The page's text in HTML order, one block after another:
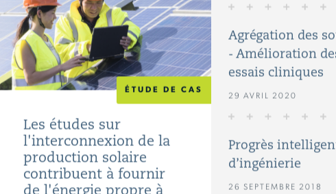
ÉTUDE DE CAS
Les études sur
l'interconnexion de la
production solaire
contribuent à fournir
Agrégation des
- Amélioration
essais cliniques
29 AVRIL 2020
Progrès
d’ingénierie
26 SEPTEMBRE 2018